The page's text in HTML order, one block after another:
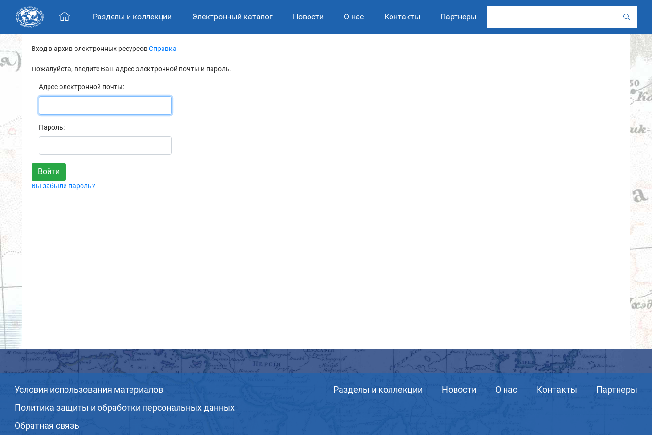
Skip navigation
Разделы и коллекции Электронный каталог Новости О нас Контакты Партнеры
Вход в архив электронных ресурсовСправка
Пожалуйста, введите Ваш адрес электронной почты и пароль.
Адрес электронной почты:
Пароль:
Вы забыли пароль?
Условия использования материалов
Политика защиты и обработки персональных данных
Обратная связь
Разделы и коллекции Новости О нас Контакты Партнеры